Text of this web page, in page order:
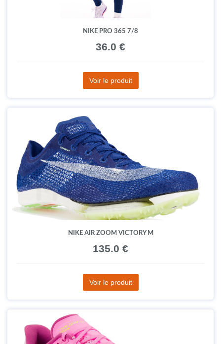
NIKE PRO 365 7/8
36.0 €
Voir le produit
NIKE AIR ZOOM VICTORY M
135.0 €
Voir le produit